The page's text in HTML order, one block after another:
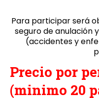
Para participar será
seguro de anulación
(accidentes y
Precio por
(minimo 20